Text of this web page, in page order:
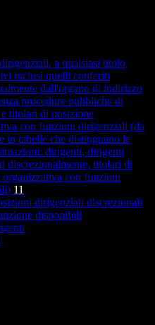
a qualsiasi titolo
inclusi quelli conferiti
dall'organo di indirizzo
procedure pubbliche di
e titolari di posizione
con funzioni dirigenziali (da
in tabelle che distinguano le
dirigenti, dirigenti
discrezionalmente, titolari di
organizzativa con funzioni
11
dirigenziali discrezionali
disponibili